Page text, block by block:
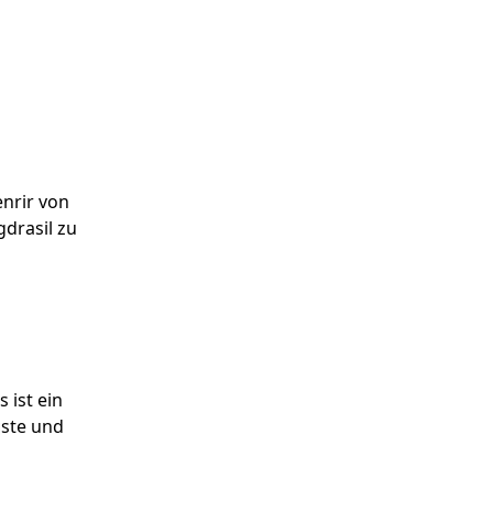
von
zu
ist ein
und